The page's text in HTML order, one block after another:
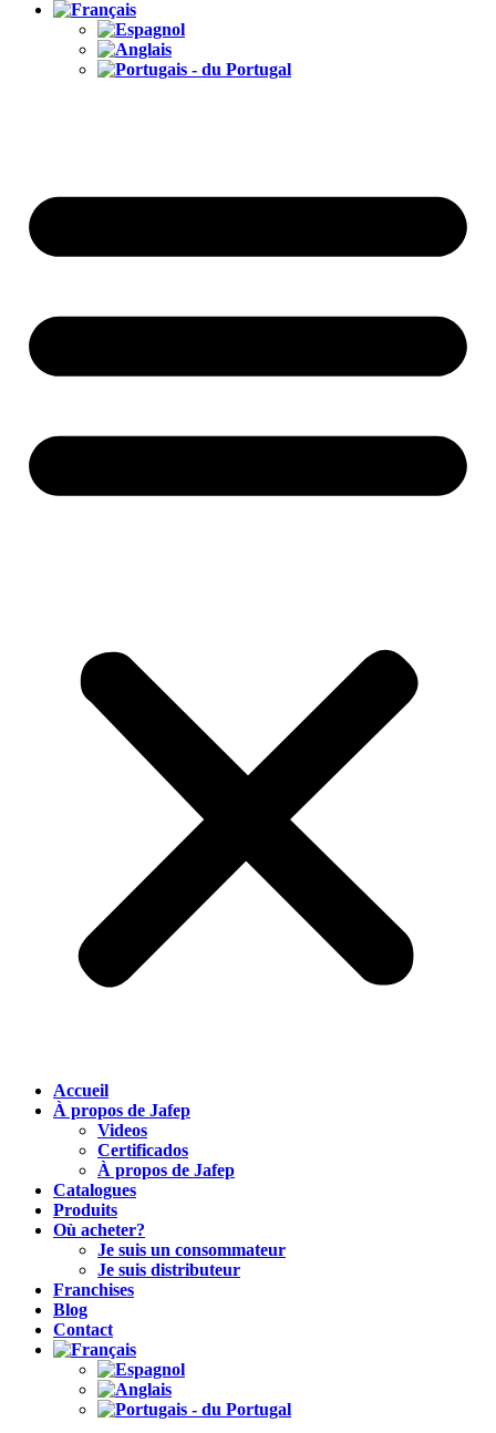
Accueil
À propos de Jafep
Videos
Certificados
À propos de Jafep
Catalogues
Produits
Où acheter?
Je suis un consommateur
Je suis distributeur
Franchises
Blog
Contact